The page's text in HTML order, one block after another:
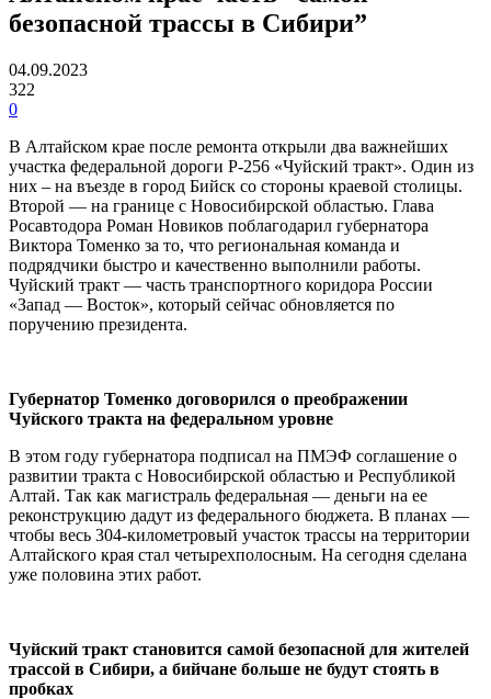
безопасной трассы в Сибири”
04.09.2023
322
0
В Алтайском крае после ремонта открыли два важнейших
участка федеральной дороги Р-256 «Чуйский тракт». Один из
них – на въезде в город Бийск со стороны краевой столицы.
Второй — на границе с Новосибирской областью. Глава
Росавтодора Роман Новиков поблагодарил губернатора
Виктора Томенко за то, что региональная команда и
подрядчики быстро и качественно выполнили работы.
Чуйский тракт — часть транспортного коридора России
«Запад — Восток», который сейчас обновляется по
поручению президента.
Губернатор Томенко договорился о преображении
Чуйского тракта на федеральном уровне
В этом году губернатора подписал на ПМЭФ соглашение о
развитии тракта с Новосибирской областью и Республикой
Алтай. Так как магистраль федеральная — деньги на ее
реконструкцию дадут из федерального бюджета. В планах —
чтобы весь 304-километровый участок трассы на территории
Алтайского края стал четырехполосным. На сегодня сделана
уже половина этих работ.
Чуйский тракт становится самой безопасной для жителей
трассой в Сибири, а бийчане больше не будут стоять в
пробках